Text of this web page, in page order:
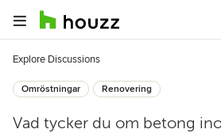
Explore Discussions
Omröstningar Renovering
Vad tycker du om betong